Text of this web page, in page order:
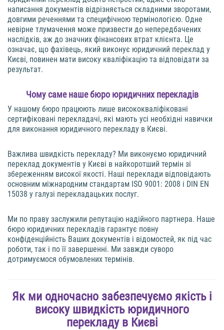
написання документів відрізняється складними зворотами,
довгими реченнями та специфічною термінологією. Одне
невірне тлумачення може призвести до непередбачених
наслідків, аж до значних фінансових втрат клієнта. Це
означає, що фахівець, який виконує юридичний переклад у
Києві, повинен мати високу кваліфікацію та відповідати за
результат.
Чому саме наше бюро юридичних перекладів
У нашому бюро працюють лише висококваліфіковані
сертифіковані перекладачі, які мають усі необхідні навички
для виконання юридичного перекладу в Києві.
Важлива швидкість перекладу? Ми виконуємо юридичний
переклад документів у Києві в найкоротший термін зі
збереженням високої якості. Наші переклади відповідають
основним міжнародним стандартам ISO 9001: 2008 і DIN EN
15038 у галузі перекладацьких послуг.
Ми по праву заслужили репутацію надійного партнера. Наше
бюро юридичних перекладів гарантує повну
конфіденційність Ваших документів і відомостей, як під час
роботи, так і по її завершенні. Ми завжди суворо
дотримуємося обумовлених термінів.
Як ми одночасно забезпечуємо якість і
високу швидкість юридичного
перекладу в Києві